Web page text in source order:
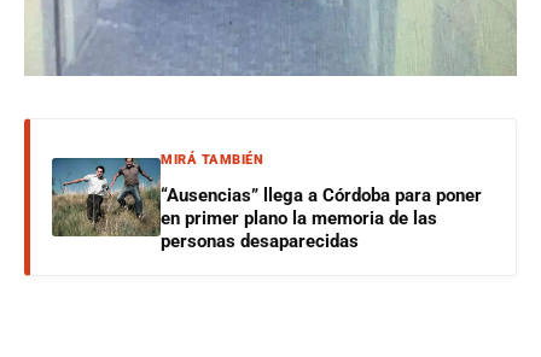
MIRÁ TAMBIÉN
“Ausencias” llega a Córdoba para poner
en primer plano la memoria de las
personas desaparecidas